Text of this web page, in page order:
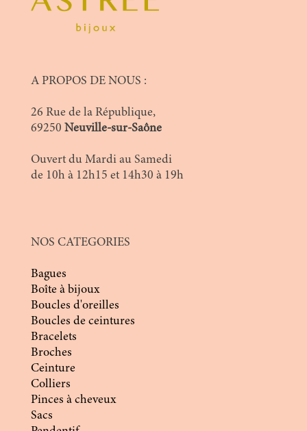
A PROPOS DE NOUS :
26 Rue de la République,
69250 Neuville-sur-Saône
Ouvert du Mardi au Samedi
de 10h à 12h15 et 14h30 à 19h
NOS CATEGORIES
Bagues
Boîte à bijoux
Boucles d'oreilles
Boucles de ceintures
Bracelets
Broches
Ceinture
Colliers
Pinces à cheveux
Sacs